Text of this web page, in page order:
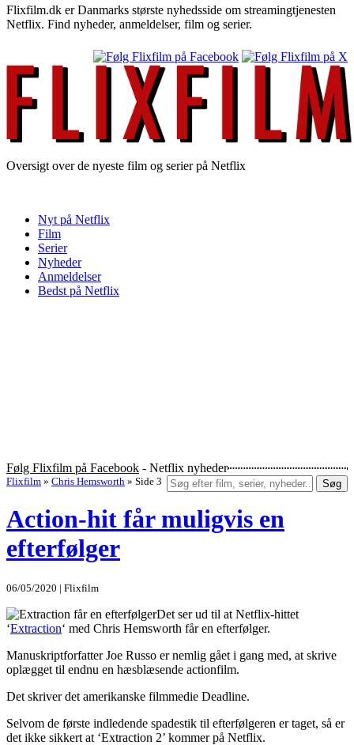
Flixfilm.dk er Danmarks største nyhedsside om streamingtjenesten
Netflix. Find nyheder, anmeldelser, film og serier.
Oversigt over de nyeste film og serier på Netflix
Nyt på Netflix
Film
Serier
Nyheder
Anmeldelser
Bedst på Netflix
Følg Flixfilm på Facebook - Netflix nyheder
Søg
Flixfilm » Chris Hemsworth » Side 3
Action-hit får muligvis en
efterfølger
06/05/2020 | Flixfilm
Det ser ud til at Netflix-hittet
‘Extraction‘ med Chris Hemsworth får en efterfølger.
Manuskriptforfatter Joe Russo er nemlig gået i gang med, at skrive
oplægget til endnu en hæsblæsende actionfilm.
Det skriver det amerikanske filmmedie Deadline.
Selvom de første indledende spadestik til efterfølgeren er taget, så er
det ikke sikkert at ‘Extraction 2’ kommer på Netflix.